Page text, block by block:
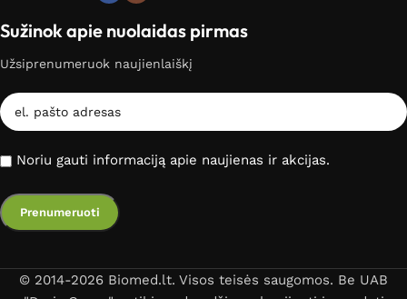
Sužinok apie nuolaidas pirmas
Užsiprenumeruok naujienlaiškį
Noriu gauti informaciją apie naujienas ir akcijas.
© 2014-2026 Biomed.lt. Visos teisės saugomos. Be UAB